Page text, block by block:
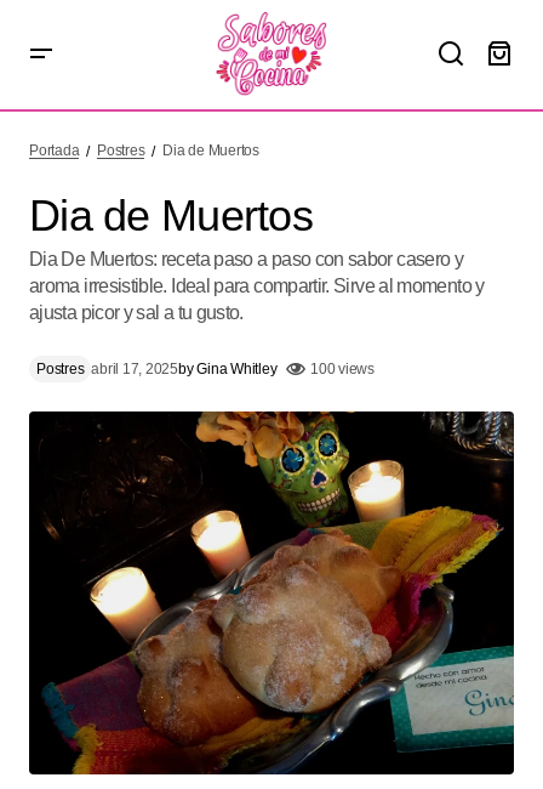
Portada Postres Dia de Muertos
Dia de Muertos
Dia De Muertos: receta paso a paso con sabor casero y
aroma irresistible. Ideal para compartir. Sirve al momento y
ajusta picor y sal a tu gusto.
Postres abril 17, 2025byGina Whitley 100 views